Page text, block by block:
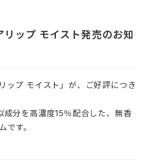
リップ モイスト発売のお知
ップ モイスト」が、ご好評につき
成分を高濃度15％配合した、無香
です。